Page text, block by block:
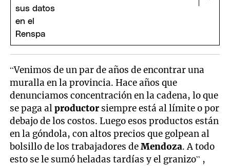
“Venimos de un par de años de encontrar una
muralla en la provincia. Hace años que
denunciamos concentración en la cadena, lo que
se paga alproductor siempre está al límite o por
debajo de los costos. Luego esos productos están
en la góndola, con altos precios que golpean al
bolsillo de los trabajadores deMendoza. A todo
esto se le sumó heladas tardías y el granizo” ,